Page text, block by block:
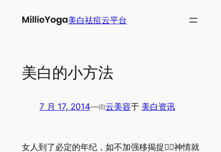
美白祛痘云平台
美白的小方法
7 月 17, 2014—由云美容于 美白资讯
女人到了必定的年纪，如不加强移揭捉，神情就